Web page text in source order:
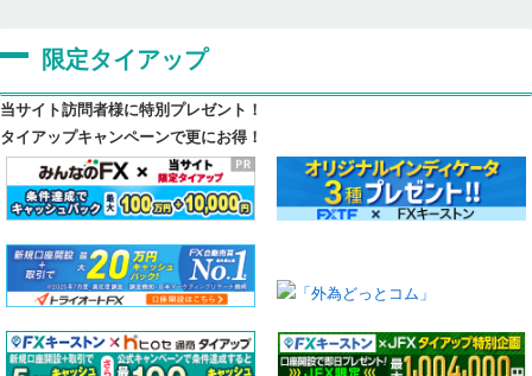
限定タイアップ
当サイト訪問者様に特別プレゼント！
タイアップキャンペーンで更にお得！